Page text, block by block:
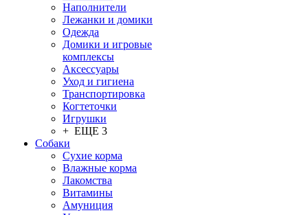
Наполнители
Лежанки и домики
Одежда
Домики и игровые
комплексы
Аксессуары
Уход и гигиена
Транспортировка
Когтеточки
Игрушки
+ ЕЩЕ 3
Собаки
Сухие корма
Влажные корма
Лакомства
Витамины
Амуниция